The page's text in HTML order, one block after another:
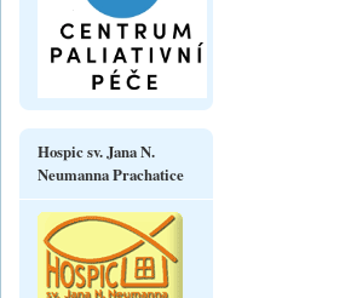
Hospic sv. Jana N.
Neumanna Prachatice